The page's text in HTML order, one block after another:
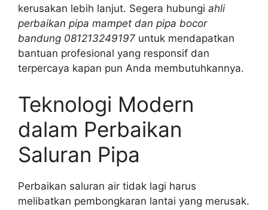
kerusakan lebih lanjut. Segera hubungi ahli
perbaikan pipa mampet dan pipa bocor
bandung 081213249197 untuk mendapatkan
bantuan profesional yang responsif dan
terpercaya kapan pun Anda membutuhkannya.
Teknologi Modern
dalam Perbaikan
Saluran Pipa
Perbaikan saluran air tidak lagi harus
melibatkan pembongkaran lantai yang merusak.